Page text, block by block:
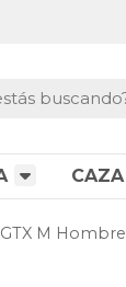
CAZA
M Hombre